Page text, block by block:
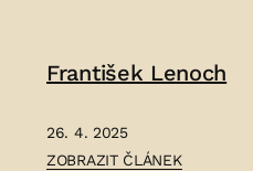
František Lenoch
26. 4. 2025
ČLÁNEK:
ZOBRAZIT ČLÁNEK